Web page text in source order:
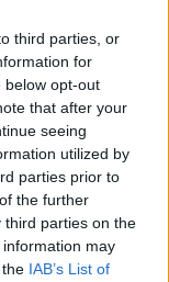
third parties, or
for
below opt-out
that after your
seeing
utilized by
parties prior to
the further
third parties on the
information may
IAB’s List of
autók, melyek
hasonlítani, és a
a Rally2-es
legalább
Világtanács